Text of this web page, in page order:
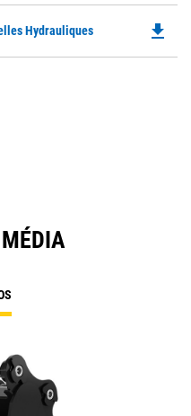
Hydrauliques file_download